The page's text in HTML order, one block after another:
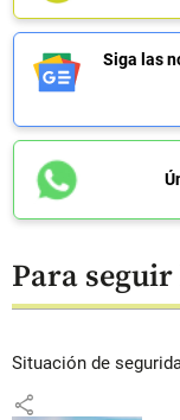
Siga las
Para
Situación de
share